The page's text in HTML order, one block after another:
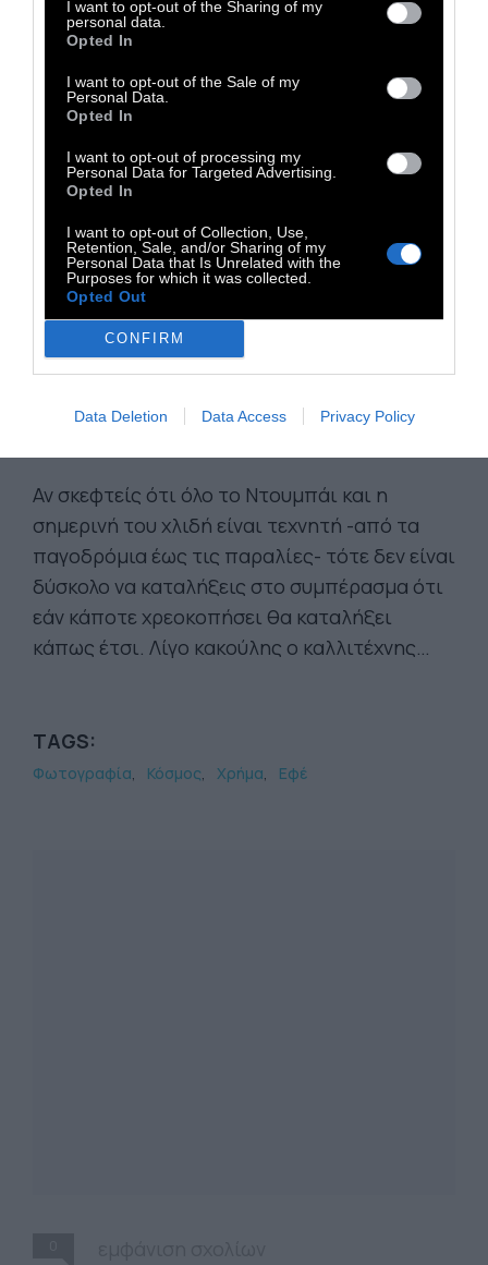
I want to opt-out of the Sharing of my
personal data.
Opted In
I want to opt-out of the Sale of my
Personal Data.
Opted In
I want to opt-out of processing my
Personal Data for Targeted Advertising.
Opted In
I want to opt-out of Collection, Use,
Retention, Sale, and/or Sharing of my
Personal Data that Is Unrelated with the
Purposes for which it was collected.
Opted Out
CONFIRM
Data Deletion Data Access Privacy Policy
Αν σκεφτείς ότι όλο το Ντουμπάι και η
σημερινή του χλιδή είναι τεχνητή -από τα
παγοδρόμια έως τις παραλίες- τότε δεν είναι
δύσκολο να καταλήξεις στο συμπέρασμα ότι
εάν κάποτε χρεοκοπήσει θα καταλήξει
κάπως έτσι. Λίγο κακούλης ο καλλιτέχνης…
TAGS:
Φωτογραφία Κόσμος Χρήμα Εφέ